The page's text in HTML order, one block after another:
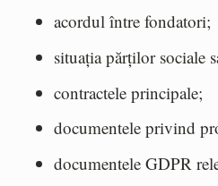
acordul între fondatori;
situația părților sociale
contractele principale;
documentele privind
documentele GDPR